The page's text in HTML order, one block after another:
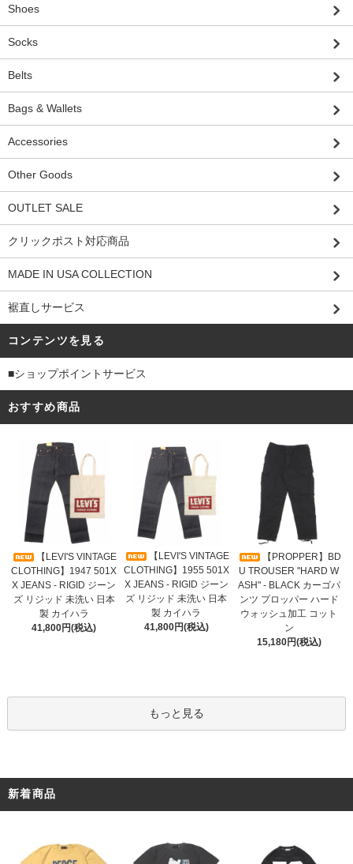
Shoes
Socks
Belts
Bags & Wallets
Accessories
Other Goods
OUTLET SALE
クリックポスト対応商品
MADE IN USA COLLECTION
裾直しサービス
コンテンツを見る
■ショップポイントサービス
おすすめ商品
【LEVI'S VINTAGE
CLOTHING】1947 501X
X JEANS - RIGID ジーン
ズ リジッド 未洗い 日本
製 カイハラ
41,800円(税込)
【LEVI'S VINTAGE
CLOTHING】1955 501X
X JEANS - RIGID ジーン
ズ リジッド 未洗い 日本
製 カイハラ
41,800円(税込)
【PROPPER】BD
U TROUSER "HARD W
ASH" - BLACK カーゴパ
ンツ プロッパー ハード
ウォッシュ加工 コット
ン
15,180円(税込)
もっと見る
新着商品